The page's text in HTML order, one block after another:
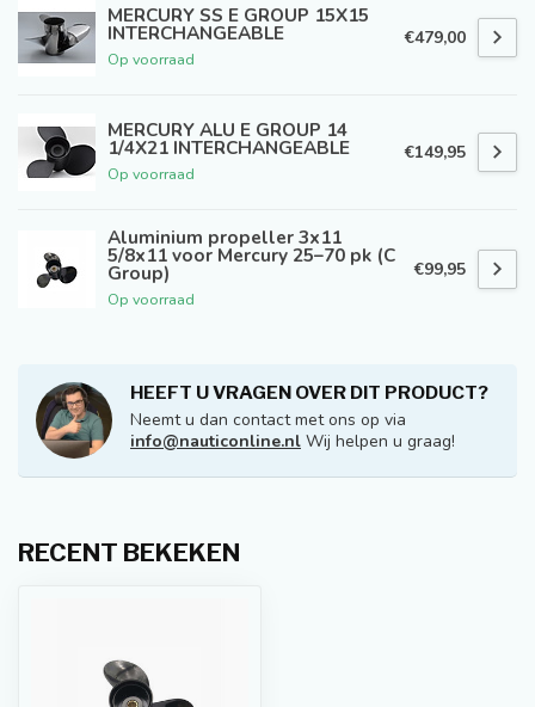
MERCURY SS E GROUP 15X15
INTERCHANGEABLE
Op voorraad
€479,00
MERCURY ALU E GROUP 14
1/4X21 INTERCHANGEABLE
Op voorraad
€149,95
Aluminium propeller 3x11
5/8x11 voor Mercury 25–70 pk (C
Group)
Op voorraad
€99,95
HEEFT U VRAGEN OVER DIT PRODUCT?
Neemt u dan contact met ons op via
info@nauticonline.nl Wij helpen u graag!
RECENT BEKEKEN